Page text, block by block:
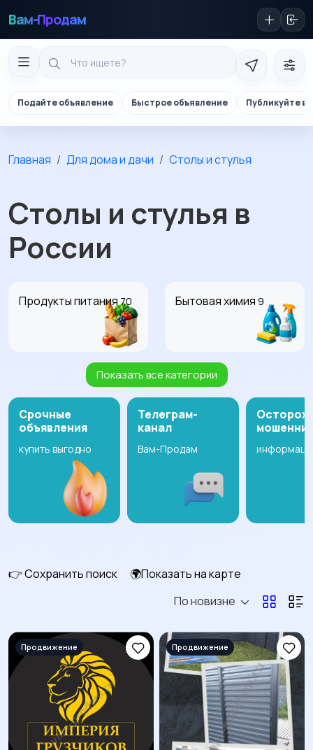
Вам-Продам
Подайте объявление Быстрое объявление Публикуйте в
Главная Для дома и дачи Столы и стулья
Столы и стулья в
России
Продукты питания70 Бытовая химия 9
Стенки, шкафы,
комоды764
Диваны и кресла
Кровати и матрасы
интерьера
210
Освещение191 Посуда1870
Показать все категории
Срочные
объявления
купить выгодно
Телеграм-
канал
Вам-Продам
👉 Сохранить поиск
🌍Показать на карте
По новизне